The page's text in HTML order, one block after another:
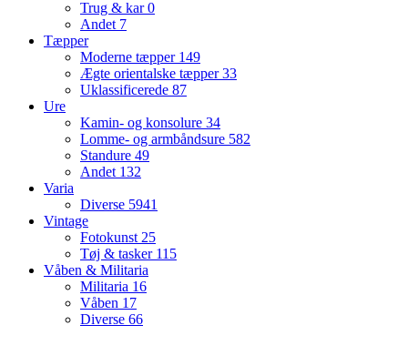
Trug & kar0
Andet 7
Tæpper
Moderne tæpper 149
Ægte orientalske tæpper33
Uklassificerede 87
Ure
Kamin- og konsolure 34
Lomme- og armbåndsure 582
Standure 49
Andet 132
Varia
Diverse 5941
Vintage
Fotokunst25
Tøj & tasker 115
Våben & Militaria
Militaria 16
Våben 17
Diverse 66